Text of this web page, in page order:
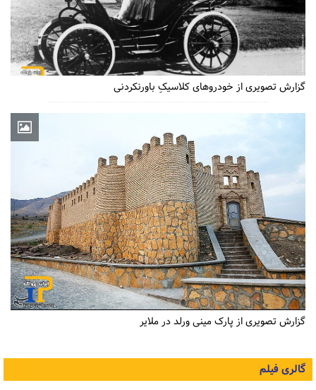
گزارش تصویری از خودروهای کلاسیکِ باورنکردنی
گزارش تصویری از پارک مینی ورلد در ملایر
گالری فیلم